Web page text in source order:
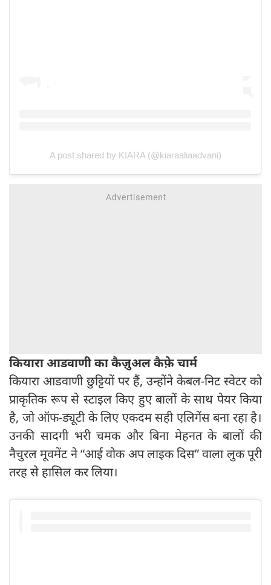
A post shared by KIARA (@kiaraaliaadvani)
कियारा आडवाणी का कैज़ुअल कैफ़े चार्म
कियारा आडवाणी छुट्टियों पर हैं, उन्होंने केबल-निट स्वेटर को
प्राकृतिक रूप से स्टाइल किए हुए बालों के साथ पेयर किया
है, जो ऑफ-ड्यूटी के लिए एकदम सही एलिगेंस बना रहा है।
उनकी सादगी भरी चमक और बिना मेहनत के बालों की
नैचुरल मूवमेंट ने “आई वोक अप लाइक दिस” वाला लुक पूरी
तरह से हासिल कर लिया।